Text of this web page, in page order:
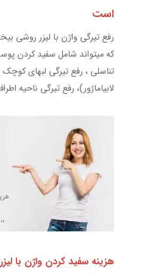
است
رفع تیرگی واژن با لیزر روشی
که میتواند شامل سفید کردن
تناسلی ، رفع تیرگی لبهای کوچک
لابیاماژور)، رفع تیرگی ناحیه
هزينه سفيد كردن واژن با ليزر